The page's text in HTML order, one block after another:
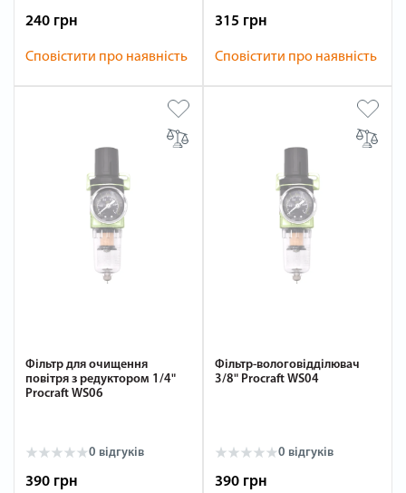
240 грн
Сповістити про наявність
315 грн
Сповістити про наявність
Фільтр для очищення
повітря з редуктором 1/4"
Procraft WS06
0 відгуків
390 грн
Фільтр-вологовідділювач
3/8" Procraft WS04
0 відгуків
390 грн